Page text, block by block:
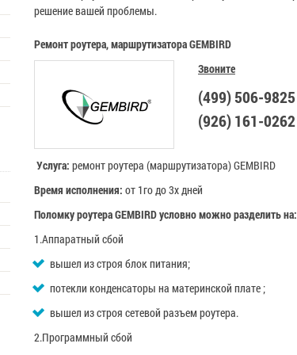
решение вашей проблемы.
Ремонт роутера, маршрутизатораGEMBIRD
Звоните
(499) 506-9825
(926) 161-0262
Услуга: ремонт роутера (маршрутизатора)GEMBIRD
Время исполнения: от 1го до 3х дней
Поломку роутераGEMBIRDусловно можно разделить на:
1.Аппаратный сбой
вышел из строя блок питания;
потекли конденсаторы на материнской плате ;
вышел из строя сетевой разъем роутера.
2.Программный сбой